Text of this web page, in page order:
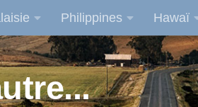
Philippines Hawaï